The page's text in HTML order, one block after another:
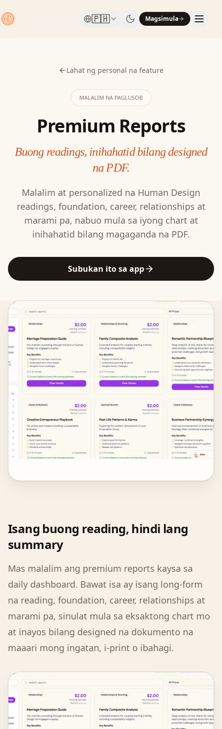
🇵🇭 Magsimula
Lahat ng personal na feature
MALALIM NA PAGLUSOB
Premium Reports
Buong readings, inihahatid bilang designed
na PDF.
Malalim at personalized na Human Design
readings, foundation, career, relationships at
marami pa, nabuo mula sa iyong chart at
inihahatid bilang magaganda na PDF.
Subukan ito sa app
Isang buong reading, hindi lang
summary
Mas malalim ang premium reports kaysa sa
daily dashboard. Bawat isa ay isang long-form
na reading, foundation, career, relationships at
marami pa, sinulat mula sa eksaktong chart mo
at inayos bilang designed na dokumento na
maaari mong ingatan, i-print o ibahagi.